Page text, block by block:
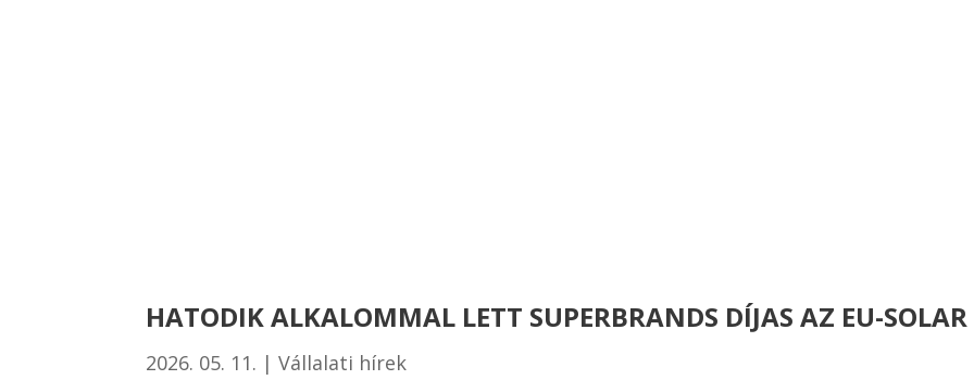
HATODIK ALKALOMMAL LETT SUPERBRANDS DÍJAS AZ EU-SOLAR
2026. 05. 11. |Vállalati hírek